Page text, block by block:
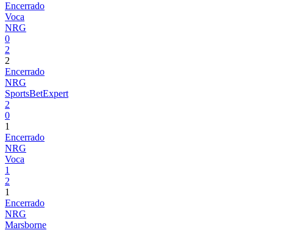
Encerrado
Voca
NRG
0
2
2
Encerrado
NRG
SportsBetExpert
2
0
1
Encerrado
NRG
Voca
1
2
1
Encerrado
NRG
Marsborne